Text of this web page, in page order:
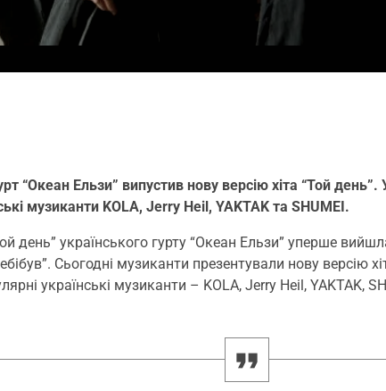
“Океан Ельзи” випустив нову версію хіта “Той день”.
музиканти KOLA, Jerry Heil, YAKTAK та SHUMEI.
день” українського гурту “Океан Ельзи” уперше
Сьогодні музиканти презентували нову версію
українські музиканти – KOLA, Jerry Heil, YAKTAK,